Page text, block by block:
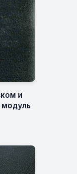
и
модуль